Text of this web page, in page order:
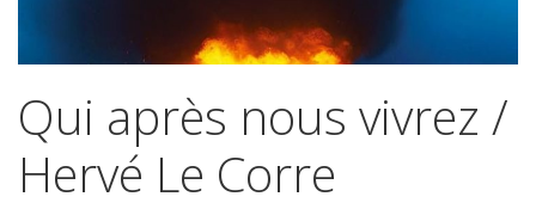
Qui après nous vivrez /
Hervé Le Corre